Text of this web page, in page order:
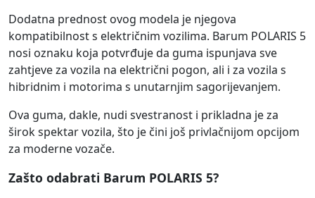
Dodatna prednost ovog modela je njegova
kompatibilnost s električnim vozilima. Barum POLARIS 5
nosi oznaku koja potvrđuje da guma ispunjava sve
zahtjeve za vozila na električni pogon, ali i za vozila s
hibridnim i motorima s unutarnjim sagorijevanjem.
Ova guma, dakle, nudi svestranost i prikladna je za
širok spektar vozila, što je čini još privlačnijom opcijom
za moderne vozače.
Zašto odabrati Barum POLARIS 5?